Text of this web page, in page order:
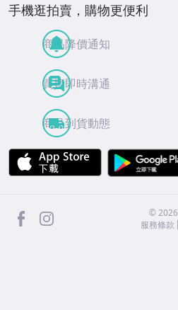
手機逛拍賣，購物更便利
商品降價通知
買賣即時溝通
商品到貨動態
APP Store
facebook ©2026
服務條款